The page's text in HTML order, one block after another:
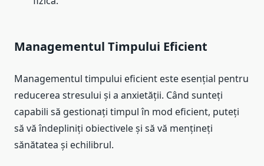
Managementul Timpului Eficient
Managementul timpului eficient este esențial pentru
reducerea stresului și a anxietății. Când sunteți
capabili să gestionați timpul în mod eficient, puteți
să vă îndepliniți obiectivele și să vă mențineți
sănătatea și echilibrul.